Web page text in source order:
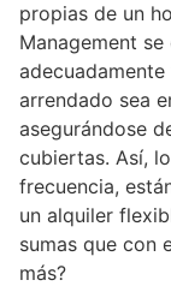
propias de un
Management
arrendado sea
asegurándose
cubiertas. Así,
frecuencia,
un alquiler
sumas que con
más?